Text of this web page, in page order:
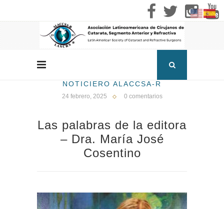
NOTICIERO ALACCSA-R
24 febrero, 2025 0 comentarios
Las palabras de la editora
– Dra. María José
Cosentino